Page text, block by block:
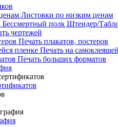
Листовки по низким ценам
Штендер/
чертежей
Печать плакатов, постеров
Печать на
Печать больших форматов